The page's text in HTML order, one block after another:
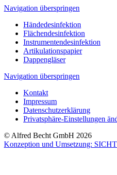
Navigation überspringen
Händedesinfektion
Flächendesinfektion
Instrumentendesinfektion
Artikulationspapier
Dappengläser
Navigation überspringen
Kontakt
Impressum
Datenschutzerklärung
Privatsphäre-Einstellungen
© Alfred Becht GmbH 2026
Konzeption und Umsetzung: SICHT